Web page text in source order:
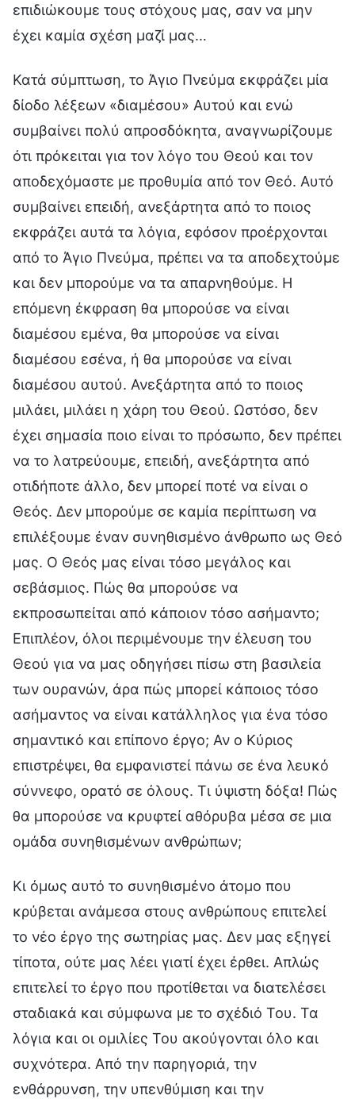
επιδιώκουμε τους στόχους μας, σαν να μην
έχει καμία σχέση μαζί μας…
Κατά σύμπτωση, το Άγιο Πνεύμα εκφράζει μία
δίοδο λέξεων «διαμέσου» Αυτού και ενώ
συμβαίνει πολύ απροσδόκητα, αναγνωρίζουμε
ότι πρόκειται για τον λόγο του Θεού και τον
αποδεχόμαστε με προθυμία από τον Θεό. Αυτό
συμβαίνει επειδή, ανεξάρτητα από το ποιος
εκφράζει αυτά τα λόγια, εφόσον προέρχονται
από το Άγιο Πνεύμα, πρέπει να τα αποδεχτούμε
και δεν μπορούμε να τα απαρνηθούμε. Η
επόμενη έκφραση θα μπορούσε να είναι
διαμέσου εμένα, θα μπορούσε να είναι
διαμέσου εσένα, ή θα μπορούσε να είναι
διαμέσου αυτού. Ανεξάρτητα από το ποιος
μιλάει, μιλάει η χάρη του Θεού. Ωστόσο, δεν
έχει σημασία ποιο είναι το πρόσωπο, δεν πρέπει
να το λατρεύουμε, επειδή, ανεξάρτητα από
οτιδήποτε άλλο, δεν μπορεί ποτέ να είναι ο
Θεός. Δεν μπορούμε σε καμία περίπτωση να
επιλέξουμε έναν συνηθισμένο άνθρωπο ως Θεό
μας. Ο Θεός μας είναι τόσο μεγάλος και
σεβάσμιος. Πώς θα μπορούσε να
εκπροσωπείται από κάποιον τόσο ασήμαντο;
Επιπλέον, όλοι περιμένουμε την έλευση του
Θεού για να μας οδηγήσει πίσω στη βασιλεία
των ουρανών, άρα πώς μπορεί κάποιος τόσο
ασήμαντος να είναι κατάλληλος για ένα τόσο
σημαντικό και επίπονο έργο; Αν ο Κύριος
επιστρέψει, θα εμφανιστεί πάνω σε ένα λευκό
σύννεφο, ορατό σε όλους. Τι ύψιστη δόξα! Πώς
θα μπορούσε να κρυφτεί αθόρυβα μέσα σε μια
ομάδα συνηθισμένων ανθρώπων;
Κι όμως αυτό το συνηθισμένο άτομο που
κρύβεται ανάμεσα στους ανθρώπους επιτελεί
το νέο έργο της σωτηρίας μας. Δεν μας εξηγεί
τίποτα, ούτε μας λέει γιατί έχει έρθει. Απλώς
επιτελεί το έργο που προτίθεται να διατελέσει
σταδιακά και σύμφωνα με το σχέδιό Του. Τα
λόγια και οι ομιλίες Του ακούγονται όλο και
συχνότερα. Από την παρηγοριά, την
ενθάρρυνση, την υπενθύμιση και την